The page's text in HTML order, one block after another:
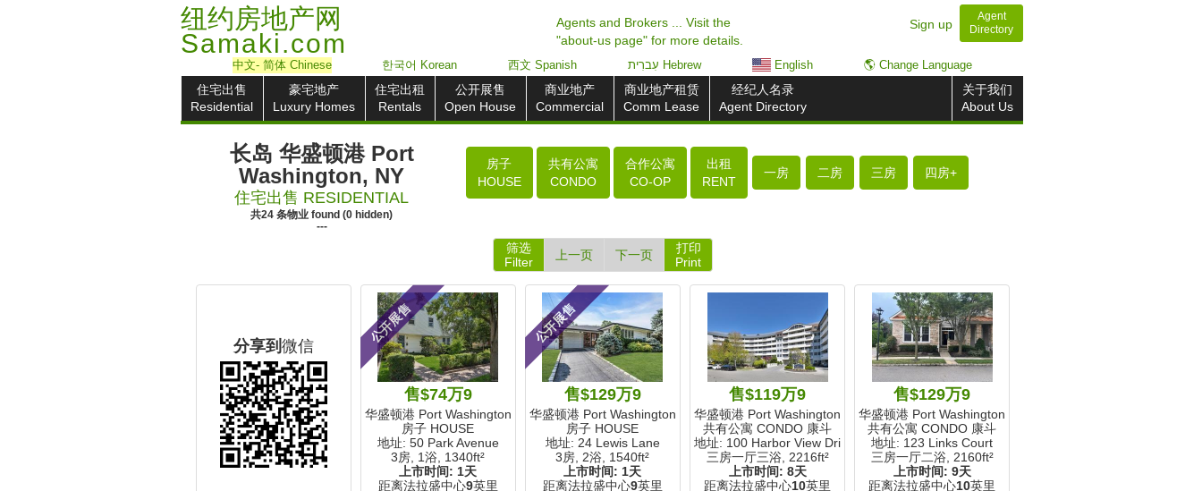
纽约房地产网
Samaki.com
Agents and Brokers ... Visit the
"about-us page" for more details.
Sign up
Agent
Directory
中文- 简体Chinese 한국어 Korean 西文 Spanish עִברִית Hebrew English 🌎 Change Language
住宅出售
Residential
豪宅地产
Luxury Homes
住宅出租
Rentals
公开展售
Open House
商业地产
Commercial
商业地产租赁
Comm Lease
经纪人名录
Agent Directory
关于我们
About Us
长岛 华盛顿港 Port
Washington, NY
住宅出售 RESIDENTIAL
共24 条物业 found(0 hidden)
---
房子
HOUSE
共有公寓
CONDO
合作公寓
CO-OP
出租
RENT
一房 二房 三房 四房+
筛选
Filter
上一页 下一页
打印
Print
分享到 微信
公开展售
售$74万9
华盛顿港 Port Washington, NY
房子 HOUSE
地址: 50 Park Avenue
3房, 1浴, 1340ft²
上市时间: 1天
距离法拉盛中心9英里
公开展售
售$129万9
华盛顿港 Port Washington, NY
房子 HOUSE
地址: 24 Lewis Lane
3房, 2浴, 1540ft²
上市时间: 1天
距离法拉盛中心9英里
售$119万9
华盛顿港 Port Washington, NY
共有公寓 CONDO 康斗
地址: 100 Harbor View Drive
三房一厅三浴, 2216ft²
上市时间: 8天
距离法拉盛中心10英里
售$129万9
华盛顿港 Port Washington, NY
共有公寓 CONDO 康斗
地址: 123 Links Court
三房一厅二浴, 2160ft²
上市时间: 9天
距离法拉盛中心10英里